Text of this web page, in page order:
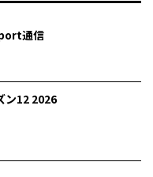
通信
ン12 2026